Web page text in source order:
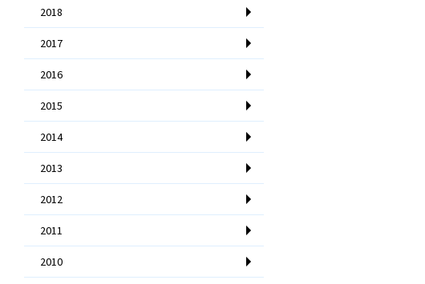
2018
2017
2016
2015
2014
2013
2012
2011
2010